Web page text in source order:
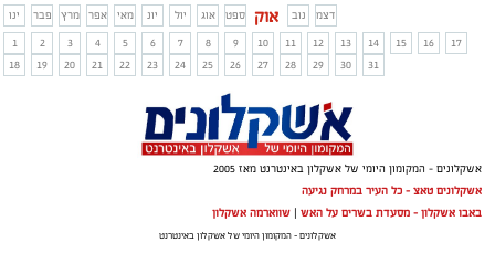
ינו
פבר מרץ אפר מאי יונ יול אוג ספט אוק נוב
דצמ
1
2 3 4 5 6 7 8 9 10 11 12 13 14 15 16
17
18
19 20 21 22 23 24 25 26 27 28 29 30 31
אשקלונים - המקומון היומי של אשקלון באינטרנט מאז 2005
אשקלונים טאצ - כל העיר במרחק נגיעה
באבו אשקלון - מסעדת בשרים על האש | שווארמה אשקלון
אשקלונים - המקומון היומי של אשקלון באינטרנט